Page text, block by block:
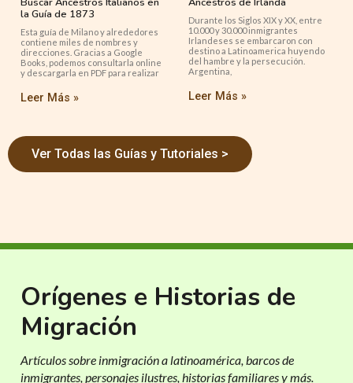
la Guía de 1873
Esta guía de Milano y alrededores
contiene miles de nombres y
direcciones. Gracias a Google
Books, podemos consultarla online
y descargarla en PDF para realizar
Leer Más »
Durante los Siglos XIX y XX, entre
10.000 y 30.000 inmigrantes
Irlandeses se embarcaron con
destino a Latinoamerica huyendo
del hambre y la persecución.
Argentina,
Leer Más »
Ver Todas las Guías y Tutoriales >
Orígenes e Historias de
Migración
Artículos sobre inmigración a latinoamérica, barcos de
inmigrantes, personajes ilustres, historias familiares y más.